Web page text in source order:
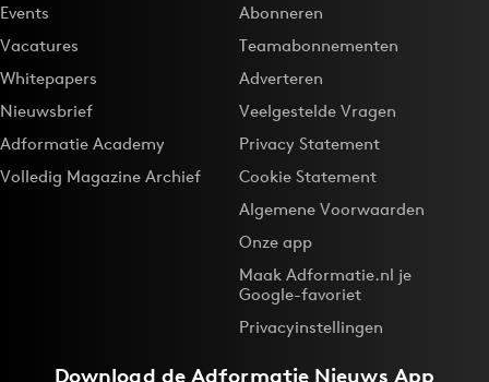
Events
Vacatures
Whitepapers
Nieuwsbrief
Adformatie Academy
Volledig Magazine Archief
Abonneren
Teamabonnementen
Adverteren
Veelgestelde Vragen
Privacy Statement
Cookie Statement
Algemene Voorwaarden
Onze app
Maak Adformatie.nl je
Google-favoriet
Privacyinstellingen
Download deAdformatie Nieuws App